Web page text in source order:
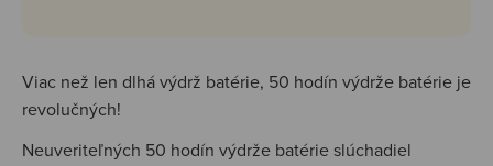
Viac než len dlhá výdrž batérie, 50 hodín výdrže batérie je
revolučných!
Neuveriteľných 50 hodín výdrže batérie slúchadiel